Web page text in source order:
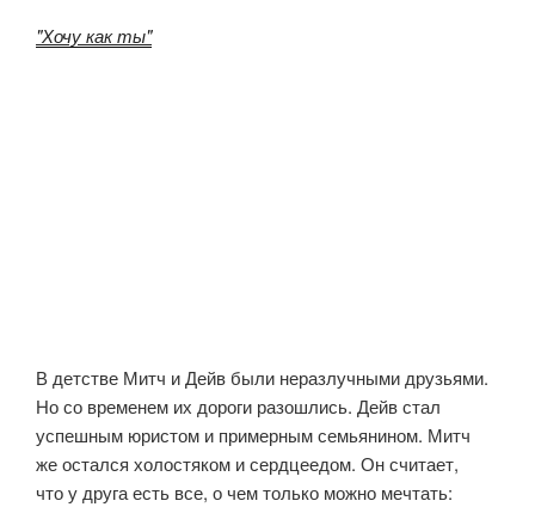
"Хочу как ты"
В детстве Митч и Дейв были неразлучными друзьями.
Но со временем их дороги разошлись. Дейв стал
успешным юристом и примерным семьянином. Митч
же остался холостяком и сердцеедом. Он считает,
что у друга есть все, о чем только можно мечтать: